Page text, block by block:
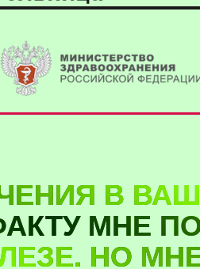
В
МНЕ
НО